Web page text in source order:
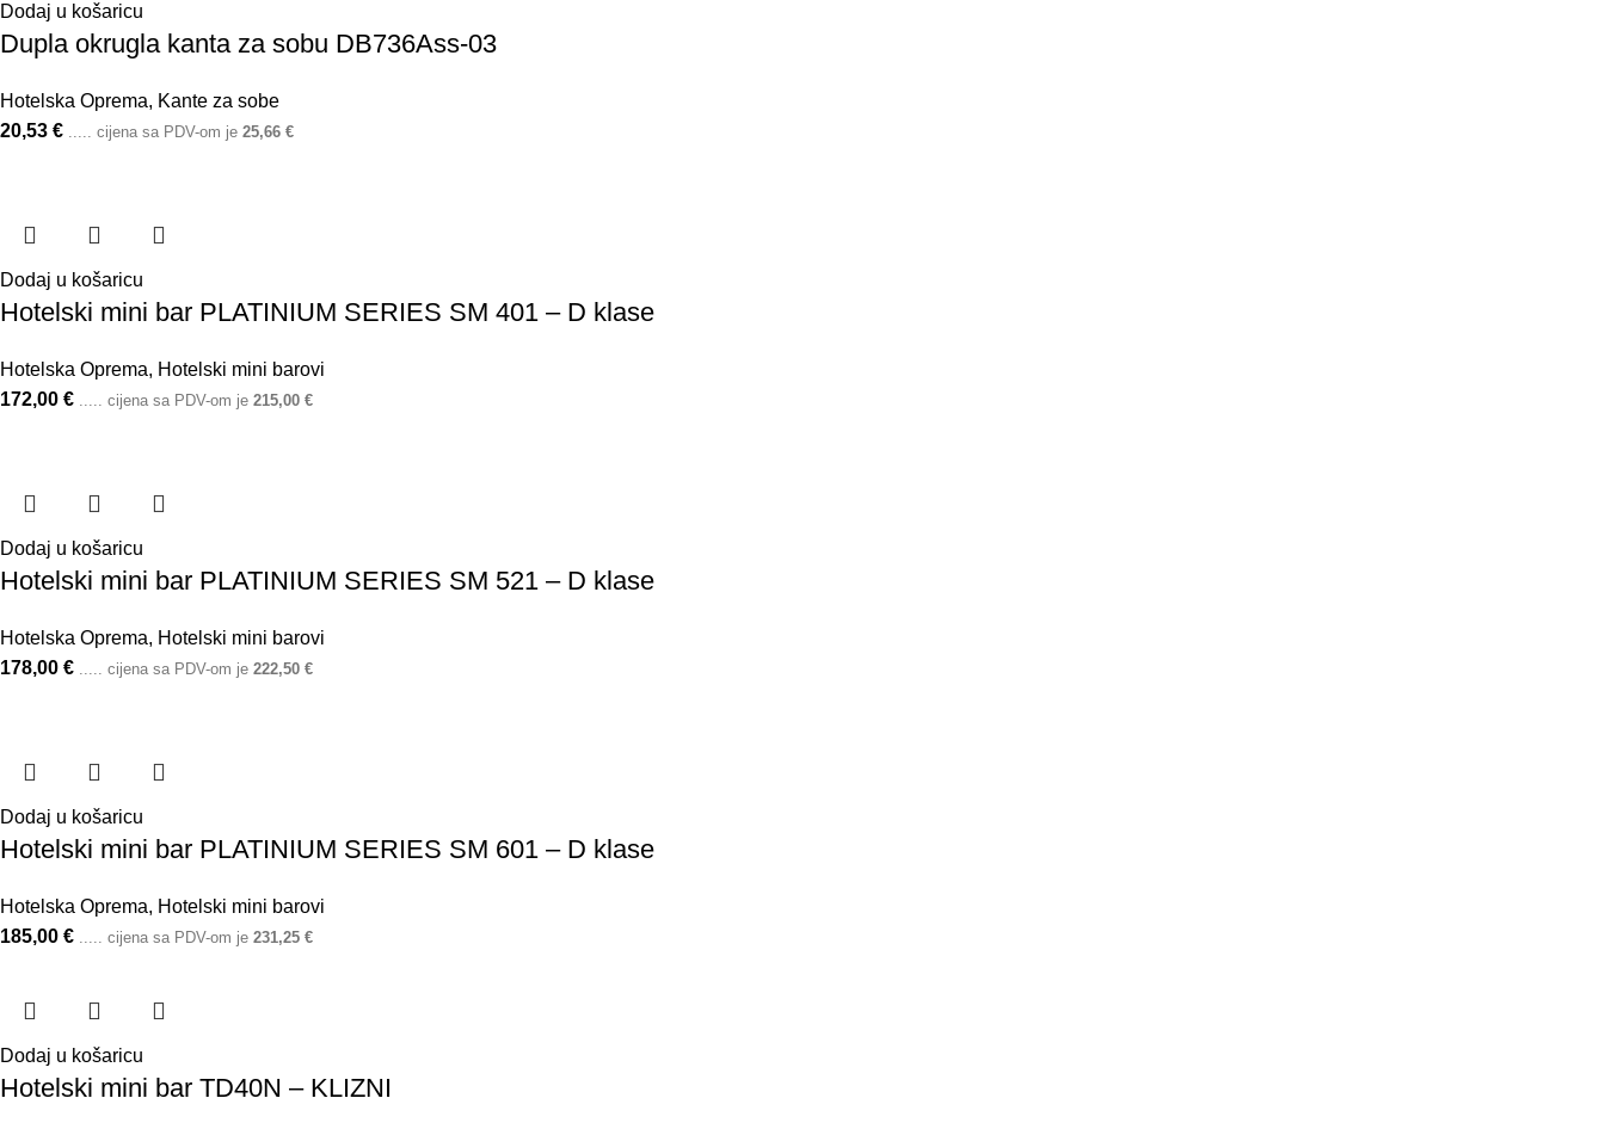
Dodaj u košaricu
Dupla okrugla kanta za sobu DB736Ass-03
Hotelska Oprema, Kante za sobe
20,53 € ..... cijena sa PDV-om je 25,66 €
Dodaj u košaricu
Hotelski mini bar PLATINIUM SERIES SM 401 – D klase
Hotelska Oprema, Hotelski mini barovi
172,00 € ..... cijena sa PDV-om je 215,00 €
Dodaj u košaricu
Hotelski mini bar PLATINIUM SERIES SM 521 – D klase
Hotelska Oprema, Hotelski mini barovi
178,00 € ..... cijena sa PDV-om je 222,50 €
Dodaj u košaricu
Hotelski mini bar PLATINIUM SERIES SM 601 – D klase
Hotelska Oprema, Hotelski mini barovi
185,00 € ..... cijena sa PDV-om je 231,25 €
Dodaj u košaricu
Hotelski mini bar TD40N – KLIZNI